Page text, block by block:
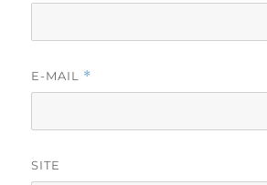
E-MAIL *
SITE